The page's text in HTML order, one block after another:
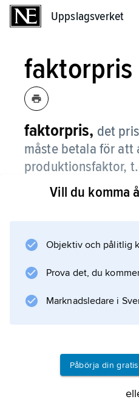
Uppslagsverket
faktorpris
faktorpris, det
måste betala för att
produktionsfaktor,
kapital.
kan erhållas genom
detta sammanhang
kapitalkostnad.
Information om
Vill du komma
Objektiv och pålitlig
Prova det, du
Marknadsledare i
Påbörja din